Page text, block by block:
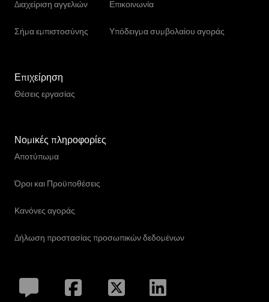
Διαχείριση αγγελιών
Σήμα εμπιστοσύνης
Επικοινωνία
Υπόδειγμα συμβολαίου αγοράς
Επιχείρηση
Θέσεις εργασίας
Νομικές πληροφορίες
Αποτύπωμα
Όροι και Προϋποθέσεις
Κανόνες αγοράς
Δήλωση προστασίας προσωπικών δεδομένων